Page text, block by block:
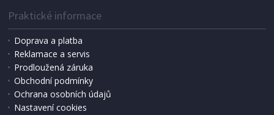
Praktické informace
Doprava a platba
Reklamace a servis
Prodloužená záruka
Obchodní podmínky
Ochrana osobních údajů
Nastavení cookies